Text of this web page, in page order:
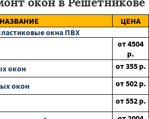
НАЗВАНИЕ
ЦЕНА
окна ПВХ
от4504
р.
окон
от355р.
окон
от502р.
от552р.